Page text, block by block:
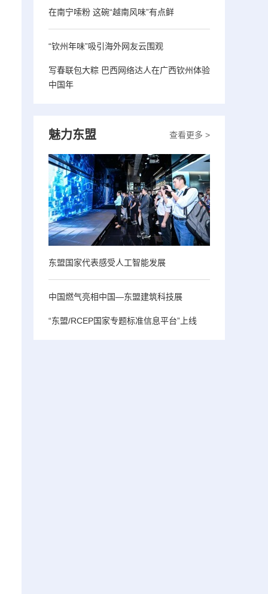
在南宁嗦粉 这碗“越南风味”有点鲜
“钦州年味”吸引海外网友云围观
写春联包大粽 巴西网络达人在广西钦州体验
中国年
查看更多 >
魅力东盟
东盟国家代表感受人工智能发展
中国燃气亮相中国—东盟建筑科技展
“东盟/RCEP国家专题标准信息平台”上线